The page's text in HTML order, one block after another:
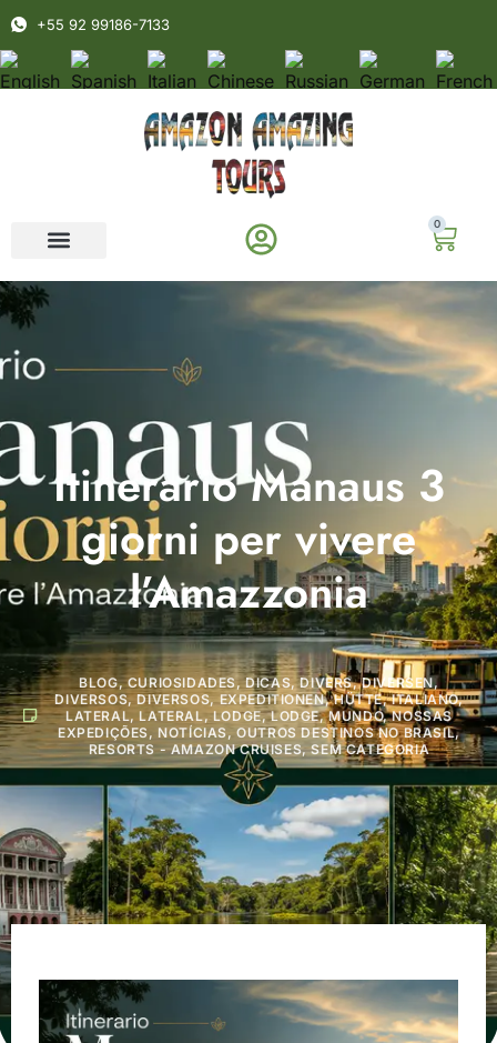
+55 92 99186-7133
0
Itinerario Manaus 3
giorni per vivere
l’Amazzonia
BLOG,CURIOSIDADES,DICAS,DIVERS,DIVERSEN,
DIVERSOS,DIVERSOS, EXPEDITIONEN,HÜTTE,ITALIANO,
LATERAL, LATERAL,LODGE,LODGE,MUNDO,NOSSAS
EXPEDIÇÕES, NOTÍCIAS,OUTROS DESTINOS NO BRASIL,
RESORTS - AMAZON CRUISES,SEM CATEGORIA